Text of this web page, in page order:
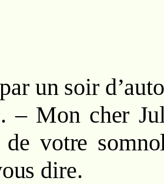
un soir
. – Mon cher
votre
dire.